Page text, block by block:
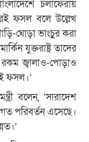
চলাফেরায়
ফসল বলে উল্লেখ
ঘোড়া ভাংচুর করা
যুক্তরাষ্ট্র তাদের
জ্বালাও-পোড়াও
ফসল।’
বলেন, ‘সারাদেশ
পরিবর্তন এসেছে।